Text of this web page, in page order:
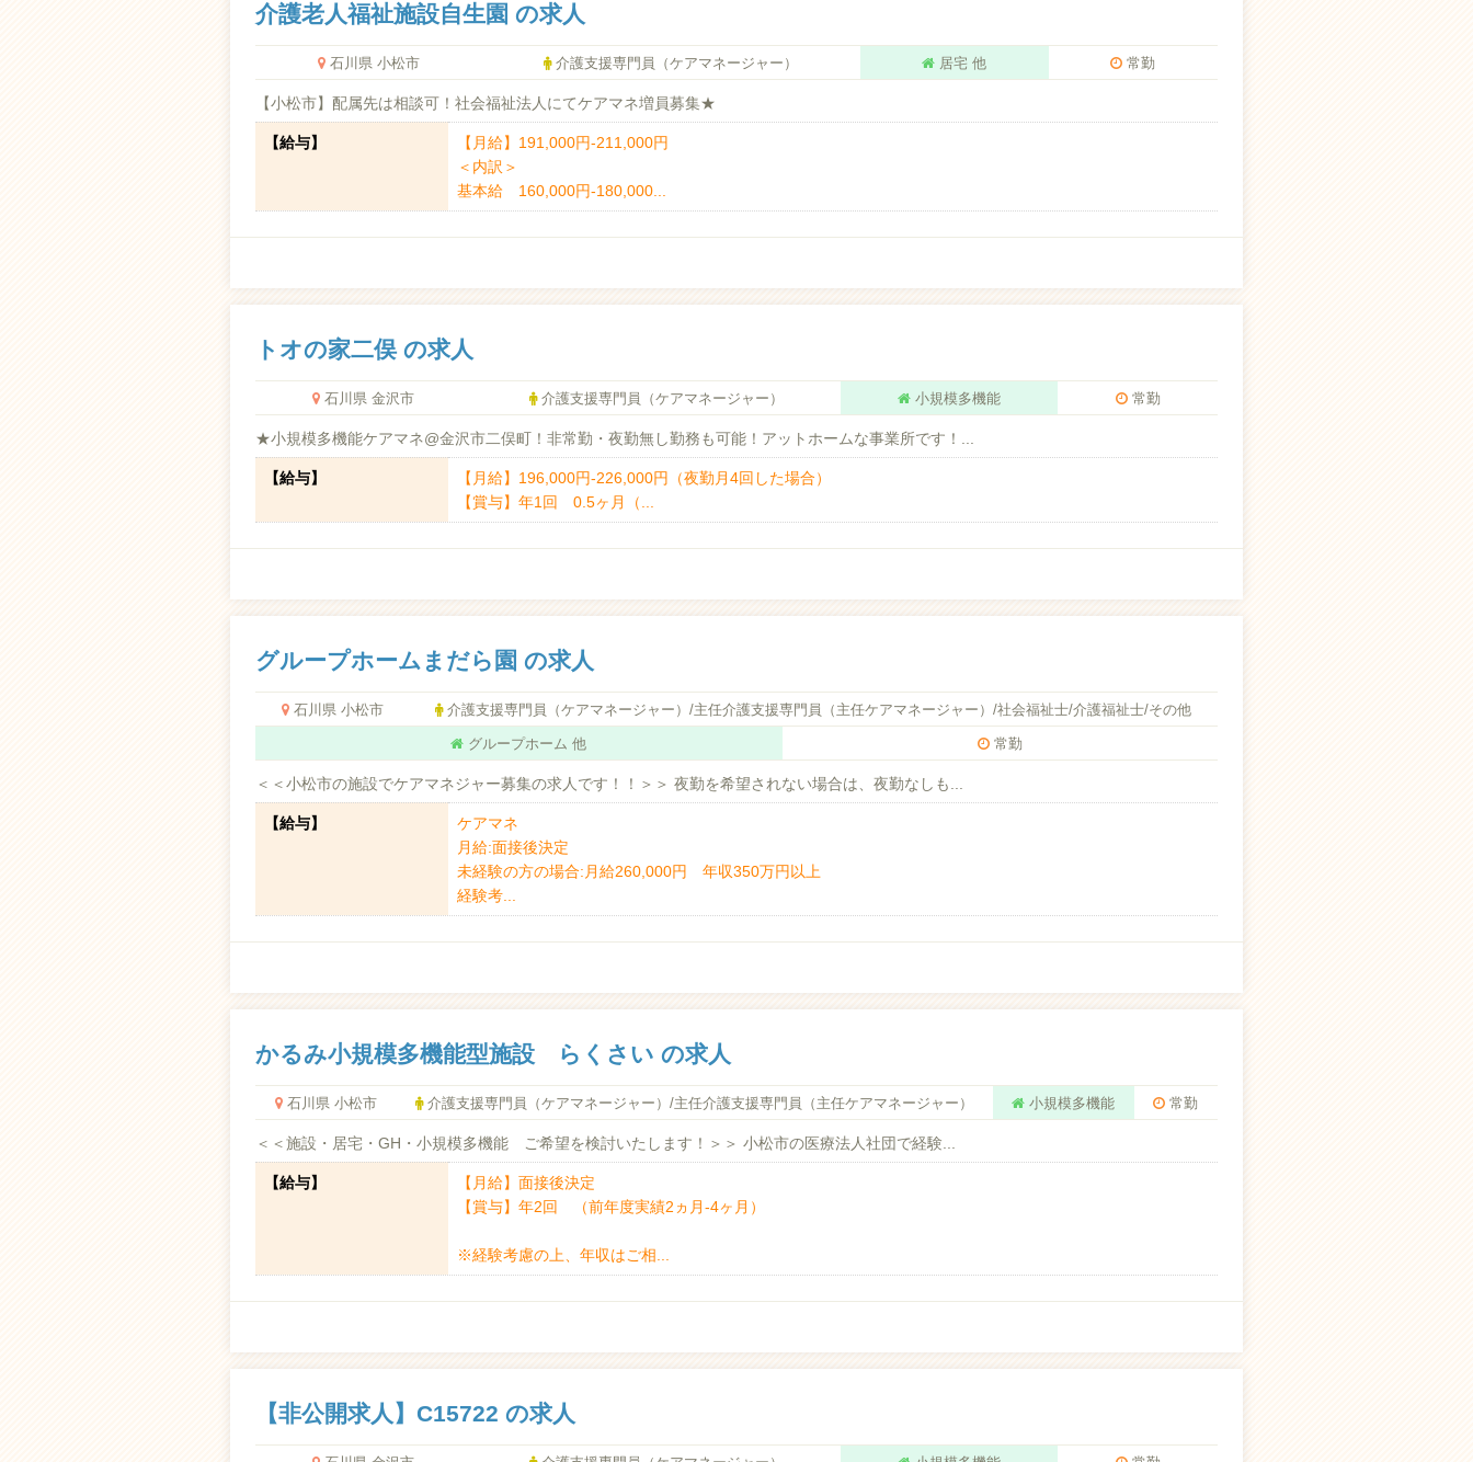
介護老人福祉施設自生園 の求人
石川県 小松市 介護支援専門員（ケアマネージャー） 居宅 他 常勤
【小松市】配属先は相談可！社会福祉法人にてケアマネ増員募集★
【給与】
【月給】191,000円-211,000円
＜内訳＞
基本給 160,000円-180,000...
トオの家二俣 の求人
石川県 金沢市 介護支援専門員（ケアマネージャー） 小規模多機能 常勤
★小規模多機能ケアマネ@金沢市二俣町！非常勤・夜勤無し勤務も可能！アットホームな事業所です！...
【給与】
【月給】196,000円-226,000円（夜勤月4回した場合）
【賞与】年1回 0.5ヶ月（...
グループホームまだら園 の求人
石川県 小松市 介護支援専門員（ケアマネージャー）/主任介護支援専門員（主任ケアマネージャー）/社会福祉士/介護福祉士/その他
グループホーム 他 常勤
＜＜小松市の施設でケアマネジャー募集の求人です！！＞＞ 夜勤を希望されない場合は、夜勤なしも...
【給与】
ケアマネ
月給:面接後決定
未経験の方の場合:月給260,000円 年収350万円以上
経験考...
かるみ小規模多機能型施設 らくさい の求人
石川県 小松市 介護支援専門員（ケアマネージャー）/主任介護支援専門員（主任ケアマネージャー） 小規模多機能 常勤
＜＜施設・居宅・GH・小規模多機能 ご希望を検討いたします！＞＞ 小松市の医療法人社団で経験...
【給与】
【月給】面接後決定
【賞与】年2回 （前年度実績2ヵ月-4ヶ月）
※経験考慮の上、年収はご相...
【非公開求人】C15722 の求人